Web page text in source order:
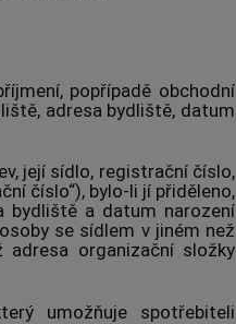
popřípadě obchodní
adresa bydliště, datum
její sídlo, registrační číslo,
číslo“), bylo-li jí přiděleno,
bydliště a datum narození
se sídlem v jiném než
organizační složky
umožňuje spotřebiteli